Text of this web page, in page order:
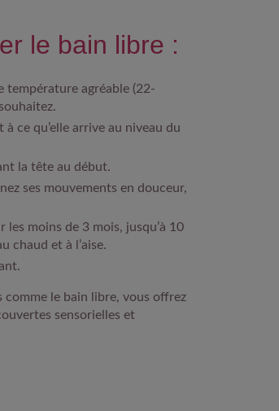
le bain libre :
température agréable (22-
ce qu’elle arrive au niveau du
la tête au début.
ses mouvements en douceur,
moins de 3 mois, jusqu’à 10
chaud et à l’aise.
comme le bain libre, vous offrez
sensorielles et